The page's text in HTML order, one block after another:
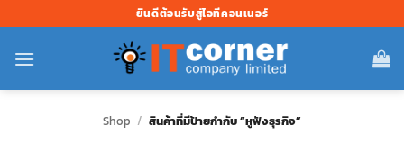
ไป
ยัง
ยินดีต้อนรับสู่ไอทีคอนเนอร์
Shop / สินค้าที่มีป้ายกำกับ “หูฟังธุรกิจ”